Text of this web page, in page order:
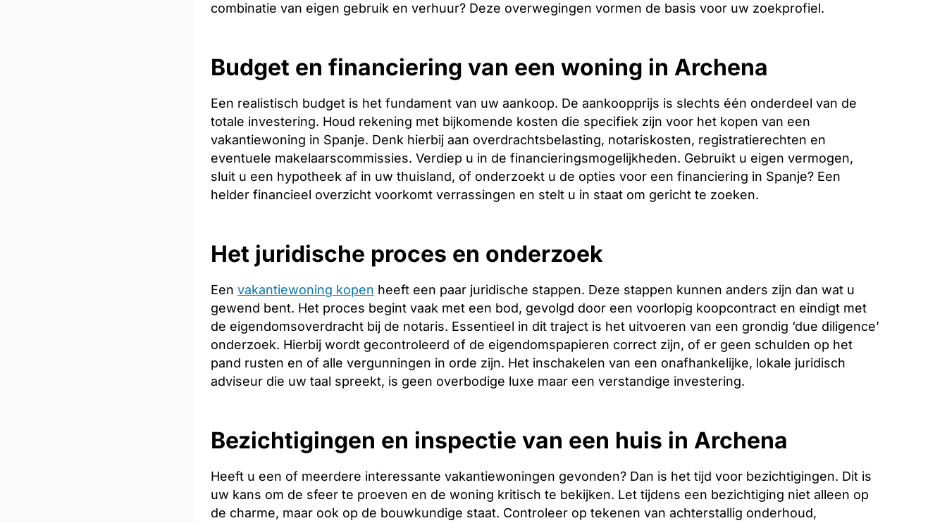
combinatie van eigen gebruik en verhuur? Deze overwegingen vormen de basis voor uw zoekprofiel.
Budget en financiering van een woning in Archena
Een realistisch budget is het fundament van uw aankoop. De aankoopprijs is slechts één onderdeel van de
totale investering. Houd rekening met bijkomende kosten die specifiek zijn voor het kopen van een
vakantiewoning in Spanje. Denk hierbij aan overdrachtsbelasting, notariskosten, registratierechten en
eventuele makelaarscommissies. Verdiep u in de financieringsmogelijkheden. Gebruikt u eigen vermogen,
sluit u een hypotheek af in uw thuisland, of onderzoekt u de opties voor een financiering in Spanje? Een
helder financieel overzicht voorkomt verrassingen en stelt u in staat om gericht te zoeken.
Het juridische proces en onderzoek
Een vakantiewoning kopen heeft een paar juridische stappen. Deze stappen kunnen anders zijn dan wat u
gewend bent. Het proces begint vaak met een bod, gevolgd door een voorlopig koopcontract en eindigt met
de eigendomsoverdracht bij de notaris. Essentieel in dit traject is het uitvoeren van een grondig ‘due diligence’
onderzoek. Hierbij wordt gecontroleerd of de eigendomspapieren correct zijn, of er geen schulden op het
pand rusten en of alle vergunningen in orde zijn. Het inschakelen van een onafhankelijke, lokale juridisch
adviseur die uw taal spreekt, is geen overbodige luxe maar een verstandige investering.
Bezichtigingen en inspectie van een huis in Archena
Heeft u een of meerdere interessante vakantiewoningen gevonden? Dan is het tijd voor bezichtigingen. Dit is
uw kans om de sfeer te proeven en de woning kritisch te bekijken. Let tijdens een bezichtiging niet alleen op
de charme, maar ook op de bouwkundige staat. Controleer op tekenen van achterstallig onderhoud,